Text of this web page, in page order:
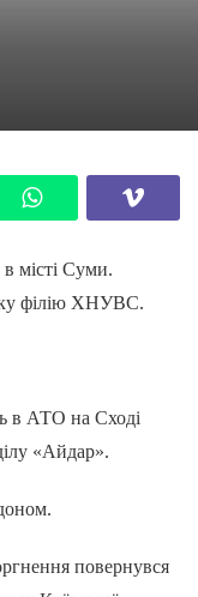
місті Суми.
філію ХНУВС.
в АТО на Сході
«Айдар».
повернувся